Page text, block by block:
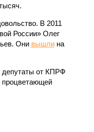
В 2011
России» Олег
Они вышлина
депутаты от КПРФ
процветающей